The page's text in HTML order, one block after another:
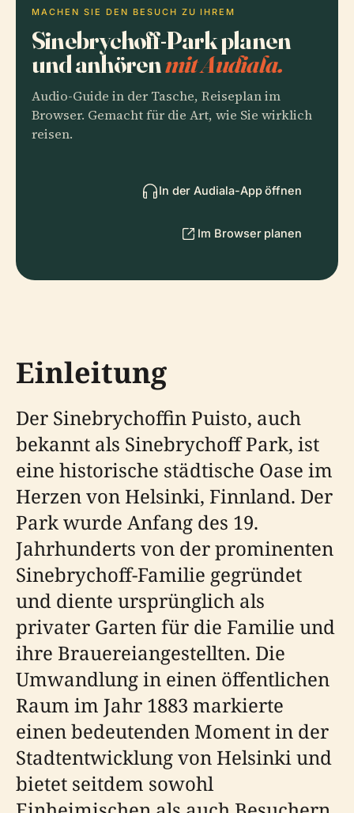
MACHEN SIE DEN BESUCH ZU IHREM
Sinebrychoff-Park planen
und anhörenmit Audiala.
Audio-Guide in der Tasche, Reiseplan im
Browser. Gemacht für die Art, wie Sie wirklich
reisen.
In der Audiala-App öffnen
Im Browser planen
Einleitung
Der Sinebrychoffin Puisto, auch
bekannt als Sinebrychoff Park, ist
eine historische städtische Oase im
Herzen von Helsinki, Finnland. Der
Park wurde Anfang des 19.
Jahrhunderts von der prominenten
Sinebrychoff-Familie gegründet
und diente ursprünglich als
privater Garten für die Familie und
ihre Brauereiangestellten. Die
Umwandlung in einen öffentlichen
Raum im Jahr 1883 markierte
einen bedeutenden Moment in der
Stadtentwicklung von Helsinki und
bietet seitdem sowohl